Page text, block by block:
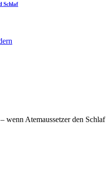
Schlaf
wenn Atemaussetzer den Schlaf